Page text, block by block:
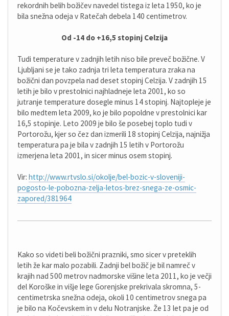
rekordnih belih božičev navedel tistega iz leta 1950, ko je
bila snežna odeja v Ratečah debela 140 centimetrov.
Od -14 do +16,5 stopinj Celzija
Tudi temperature v zadnjih letih niso bile preveč božične. V
Ljubljani se je tako zadnja tri leta temperatura zraka na
božični dan povzpela nad deset stopinj Celzija. V zadnjih 15
letih je bilo v prestolnici najhladneje leta 2001, ko so
jutranje temperature dosegle minus 14 stopinj. Najtopleje je
bilo medtem leta 2009, ko je bilo popoldne v prestolnici kar
16,5 stopinje. Leto 2009 je bilo še posebej toplo tudi v
Portorožu, kjer so čez dan izmerili 18 stopinj Celzija, najnižja
temperatura pa je bila v zadnjih 15 letih v Portorožu
izmerjena leta 2001, in sicer minus osem stopinj.
Vir: http://www.rtvslo.si/okolje/bel-bozic-v-sloveniji-
pogosto-le-pobozna-zelja-letos-brez-snega-ze-osmic-
zapored/381964
Kako so videti beli božični prazniki, smo sicer v preteklih
letih že kar malo pozabili. Zadnji bel božič je bil namreč v
krajih nad 500 metrov nadmorske višine leta 2011, ko je večji
del Koroške in višje lege Gorenjske prekrivala skromna, 5-
centimetrska snežna odeja, okoli 10 centimetrov snega pa
je bilo na Kočevskem in v delu Notranjske. Že 13 let pa je od